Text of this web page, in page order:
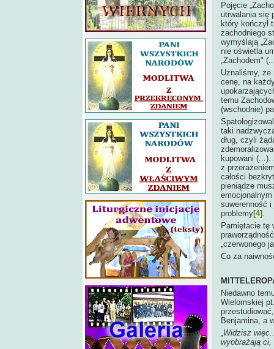
Pojęcie
utrwalania się
który kończył
zachodniego
wymyślają
nie oświetla
„Zachodem"
Uznaliśmy,
cenę, na
temu
(wschodnie)
taki
dług, czyli
kupowani
z
całości
pieniądze
suwerenność
problemy[4] .
Pamiętacie tę
„czerwonego
Co za
Niedawno
Wielomskiej
Benjamina, a
„Widzisz
wyobrażają